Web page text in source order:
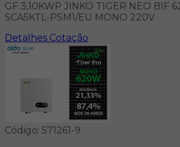
GF 3,10KWP JINKO TIGER NEO BIF
SCA5KTL-PSM1/EU MONO 220V
Detalhes Cotação
Código: 571261-9